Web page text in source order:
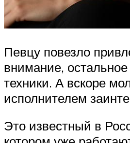
Певцу повезло
внимание,
техники. А вскоре
исполнителем
Это известный в